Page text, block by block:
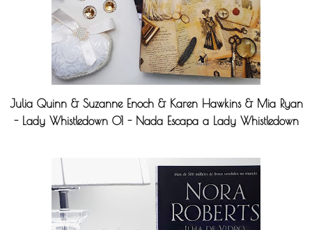
Julia Quinn & Suzanne Enoch & Karen Hawkins & Mia Ryan
- Lady Whistledown 01 - Nada Escapa a Lady Whistledown